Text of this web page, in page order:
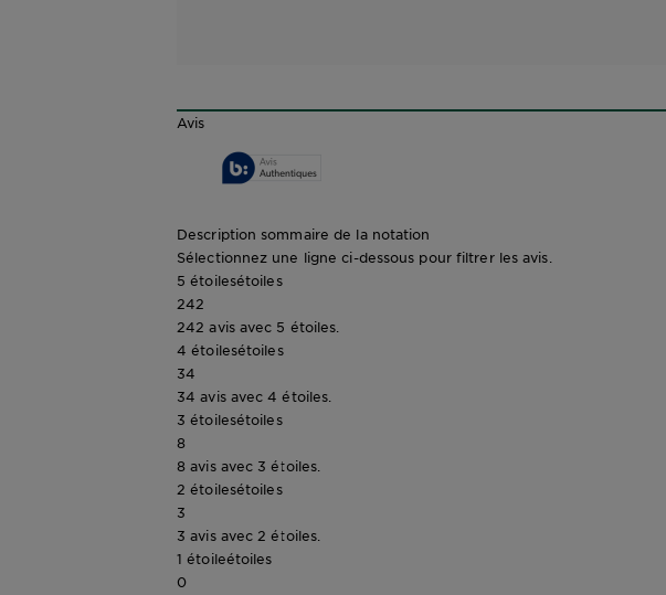
Avis
Description sommaire de la notation
Sélectionnez une ligne ci-dessous pour filtrer les avis.
5 étoilesétoiles
242
242 avis avec 5 étoiles.
4 étoilesétoiles
34
34 avis avec 4 étoiles.
3 étoilesétoiles
8
8 avis avec 3 étoiles.
2 étoilesétoiles
3
3 avis avec 2 étoiles.
1 étoileétoiles
0